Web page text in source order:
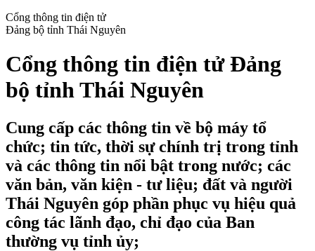
Cổng thông tin điện tử
Đảng bộ tỉnh Thái Nguyên
Cổng thông tin điện tử Đảng
bộ tỉnh Thái Nguyên
Cung cấp các thông tin về bộ máy tổ
chức; tin tức, thời sự chính trị trong tỉnh
và các thông tin nổi bật trong nước; các
văn bản, văn kiện - tư liệu; đất và người
Thái Nguyên góp phần phục vụ hiệu quả
công tác lãnh đạo, chỉ đạo của Ban
thường vụ tỉnh ủy;